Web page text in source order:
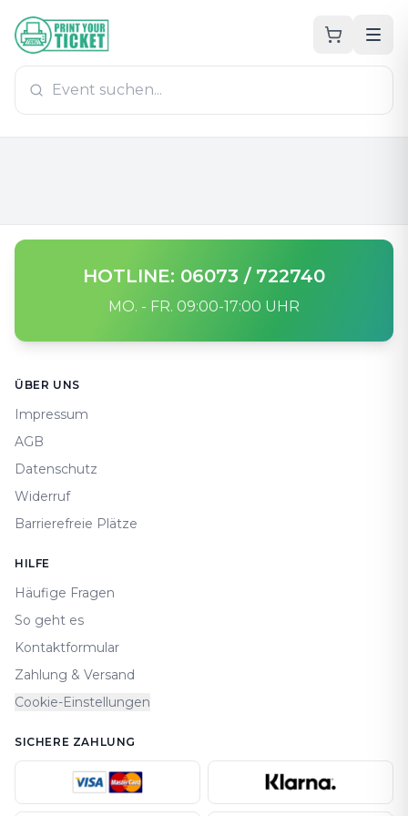
Zum Hauptinhalt
PrintYourTicket
HOTLINE: 06073 / 722740
MO. - FR. 09:00-17:00 UHR
ÜBER UNS
Impressum
AGB
Datenschutz
Widerruf
Barrierefreie Plätze
HILFE
Häufige Fragen
So geht es
Kontaktformular
Zahlung & Versand
Cookie-Einstellungen
SICHERE ZAHLUNG